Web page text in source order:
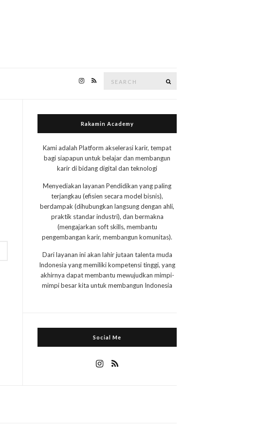
Rakamin Academy
Kami adalah Platform akselerasi karir, tempat
bagi siapapun untuk belajar dan membangun
karir di bidang digital dan teknologi
Menyediakan layanan Pendidikan yang paling
terjangkau (efisien secara model bisnis),
berdampak (dihubungkan langsung dengan ahli,
praktik standar industri), dan bermakna
(mengajarkan soft skills, membantu
pengembangan karir, membangun komunitas).
Dari layanan ini akan lahir jutaan talenta muda
Indonesia yang memiliki kompetensi tinggi, yang
akhirnya dapat membantu mewujudkan mimpi-
mimpi besar kita untuk membangun Indonesia
Social Me